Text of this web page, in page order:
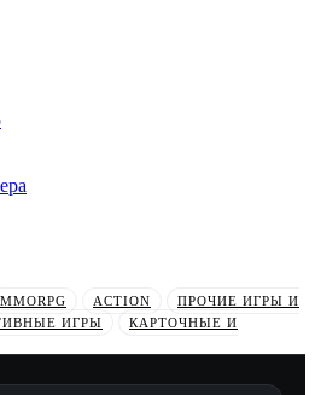
MMORPG ACTION
ПРОЧИЕ ИГРЫ И
ИГРЫ
КАРТОЧНЫЕ И